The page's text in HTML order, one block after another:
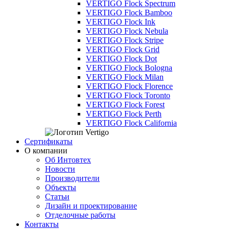
VERTIGO Flock Spectrum
VERTIGO Flock Bamboo
VERTIGO Flock Ink
VERTIGO Flock Nebula
VERTIGO Flock Stripe
VERTIGO Flock Grid
VERTIGO Flock Dot
VERTIGO Flock Bologna
VERTIGO Flock Milan
VERTIGO Flock Florence
VERTIGO Flock Toronto
VERTIGO Flock Forest
VERTIGO Flock Perth
VERTIGO Flock California
Сертификаты
О компании
Об Интовтех
Новости
Производители
Объекты
Статьи
Дизайн и проектирование
Отделочные работы
Контакты